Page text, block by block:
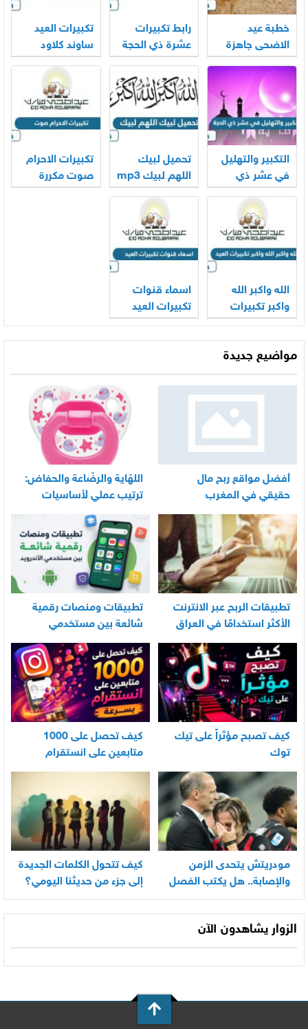
خطبة عيد
الاضحى جاهزة
2026
رابط تكبيرات
عشرة ذي الحجة
mp3 بجودة
عالية 2026
تكبيرات العيد
ساوند كلاود
بجودة عالية
التكبير والتهليل
في عشر ذي
الحجة mp3
تحميل لبيك
اللهم لبيك mp3
الحرم المكي
2026
تكبيرات الاحرام
صوت مكررة
الله واكبر الله
واكبر تكبيرات
العيد بالصوت
2026
اسماء قنوات
تكبيرات العيد
2026
مواضيع جديدة
أفضل مواقع ربح مال
حقيقي في المغرب
اللهّاية والرضّاعة والحفاض:
ترتيب عملي لأساسيات
العناية اليومية بالرضيع
تطبيقات الربح عبر الانترنت
الأكثر استخدامًا في العراق
تطبيقات ومنصات رقمية
شائعة بين مستخدمي
الأندرويد
كيف تصبح مؤثراً على تيك
توك
كيف تحصل على 1000
متابعين على انستقرام
بسرعة
مودريتش يتحدى الزمن
والإصابة.. هل يكتب الفصل
الأخير في أسطورته
المونديالية؟
كيف تتحول الكلمات الجديدة
إلى جزء من حديثنا اليومي؟
الزوار يشاهدون الآن